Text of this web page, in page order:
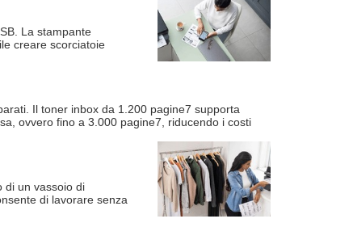
La stampante
creare scorciatoie
Il toner inbox da 1.200 pagine7 supporta
ovvero fino a 3.000 pagine7, riducendo i costi
di un vassoio di
di lavorare senza